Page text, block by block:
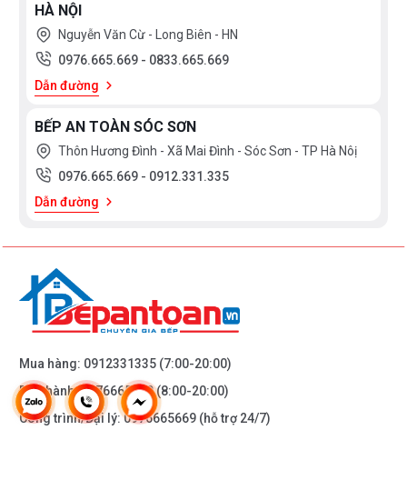
HÀ NỘI
Nguyễn Văn Cừ - Long Biên - HN
0976.665.669 - 0833.665.669
Dẫn đường
BẾP AN TOÀN SÓC SƠN
Thôn Hương Đình - Xã Mai Đình - Sóc Sơn - TP Hà Nôị
0976.665.669 - 0912.331.335
Dẫn đường
Mua hàng: 0912331335 (7:00-20:00)
Bảo hành:0976665669(8:00-20:00)
Công trình/Đại lý:0976665669 (hỗ trợ 24/7)